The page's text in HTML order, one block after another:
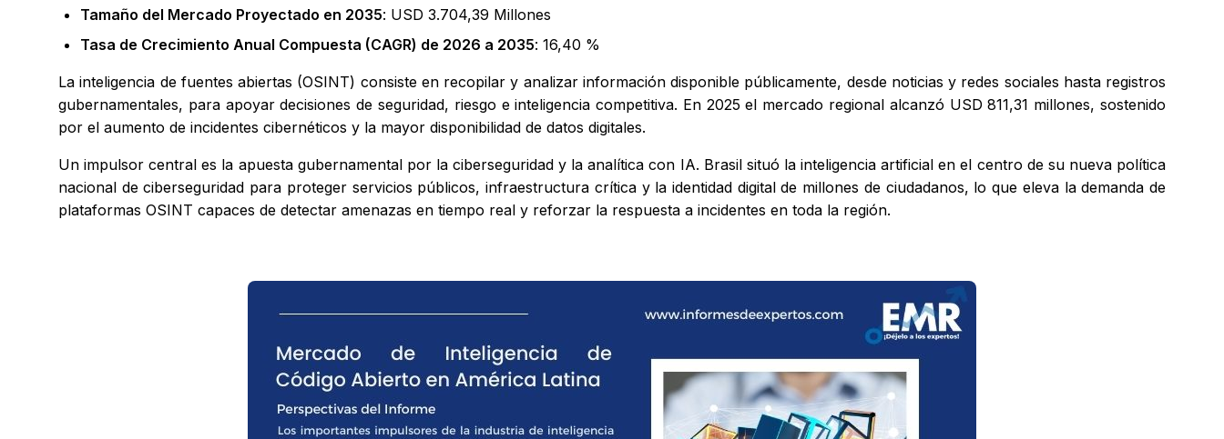
Tamaño del Mercado Proyectado en 2035: USD 3.704,39 Millones
Tasa de Crecimiento Anual Compuesta (CAGR) de 2026 a 2035: 16,40 %
La inteligencia de fuentes abiertas (OSINT) consiste en recopilar y analizar información disponible públicamente, desde noticias y redes sociales hasta registros
gubernamentales, para apoyar decisiones de seguridad, riesgo e inteligencia competitiva. En 2025 el mercado regional alcanzó USD 811,31 millones, sostenido
por el aumento de incidentes cibernéticos y la mayor disponibilidad de datos digitales.
Un impulsor central es la apuesta gubernamental por la ciberseguridad y la analítica con IA. Brasil situó la inteligencia artificial en el centro de su nueva política
nacional de ciberseguridad para proteger servicios públicos, infraestructura crítica y la identidad digital de millones de ciudadanos, lo que eleva la demanda de
plataformas OSINT capaces de detectar amenazas en tiempo real y reforzar la respuesta a incidentes en toda la región.